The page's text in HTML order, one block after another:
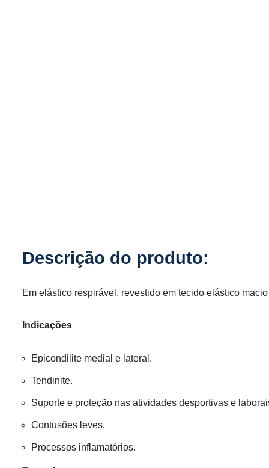
Em elástico respirável, revestido em tecido elástico
Indicações
Epicondilite medial e lateral.
Tendinite.
Suporte e proteção nas atividades desportivas e
Contusões leves.
Processos inflamatórios.